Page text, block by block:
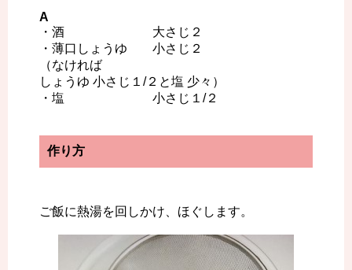
A
・酒 大さじ２
・薄口しょうゆ 小さじ２
（なければ
しょうゆ 小さじ１/２と塩 少々）
・塩 小さじ１/２
作り方
ご飯に熱湯を回しかけ、ほぐします。